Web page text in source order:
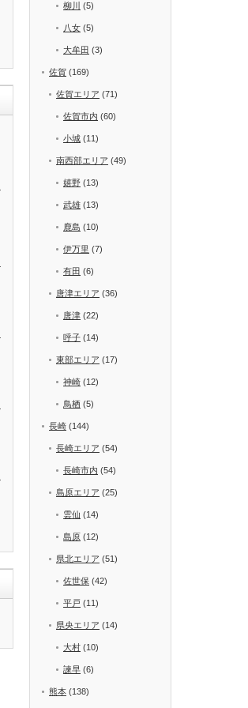
柳川 (5)
八女 (5)
大牟田 (3)
佐賀 (169)
佐賀エリア (71)
佐賀市内 (60)
小城 (11)
南西部エリア (49)
嬉野 (13)
武雄 (13)
鹿島 (10)
伊万里 (7)
有田 (6)
唐津エリア (36)
唐津 (22)
呼子 (14)
東部エリア (17)
神崎 (12)
鳥栖 (5)
長崎 (144)
長崎エリア (54)
長崎市内 (54)
島原エリア (25)
雲仙 (14)
島原 (12)
県北エリア (51)
佐世保 (42)
平戸 (11)
県央エリア (14)
大村 (10)
諫早 (6)
熊本 (138)